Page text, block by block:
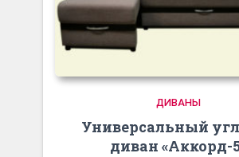
ДИВАНЫ
Универсальный
диван «Аккорд-